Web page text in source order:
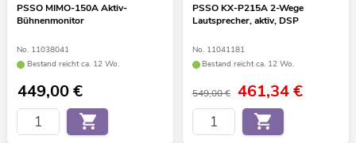
PSSO MIMO-150A Aktiv-
Bühnenmonitor
No. 11038041
Bestand reicht ca. 12 Wo.
449,00€
PSSO KX-P215A 2-Wege
Lautsprecher, aktiv, DSP
No. 11041181
Bestand reicht ca. 12 Wo.
549,00 € 461,34€